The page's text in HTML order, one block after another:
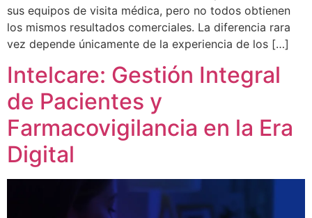
sus equipos de visita médica, pero no todos obtienen
los mismos resultados comerciales. La diferencia rara
vez depende únicamente de la experiencia de los […]
Intelcare: Gestión Integral
de Pacientes y
Farmacovigilancia en la Era
Digital